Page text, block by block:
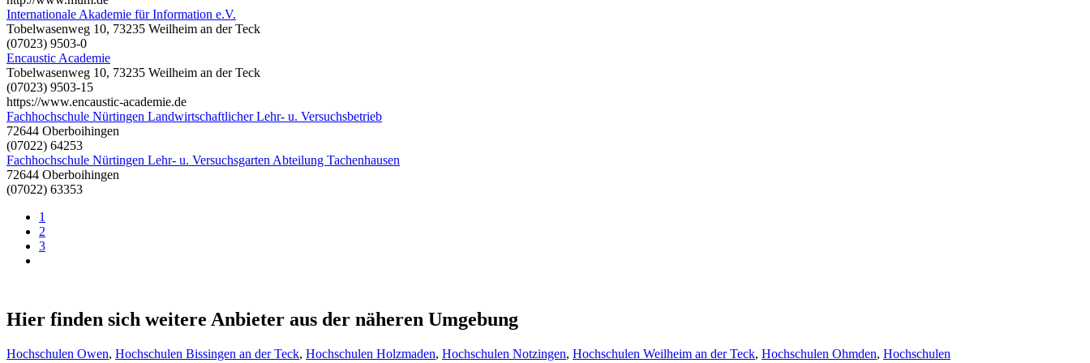
Internationale Akademie für Information e.V.
Tobelwasenweg 10, 73235 Weilheim an der Teck
(07023) 9503-0
Encaustic Academie
Tobelwasenweg 10, 73235 Weilheim an der Teck
(07023) 9503-15
https://www.encaustic-academie.de
Fachhochschule Nürtingen Landwirtschaftlicher Lehr- u. Versuchsbetrieb
72644 Oberboihingen
(07022) 64253
Fachhochschule Nürtingen Lehr- u. Versuchsgarten Abteilung Tachenhausen
72644 Oberboihingen
(07022) 63353
1
2
3
Hier finden sich weitere Anbieter aus der näheren Umgebung
Hochschulen Owen, Hochschulen Bissingen an der Teck, Hochschulen Holzmaden, Hochschulen Notzingen, Hochschulen Weilheim an der Teck, Hochschulen Ohmden, Hochschulen